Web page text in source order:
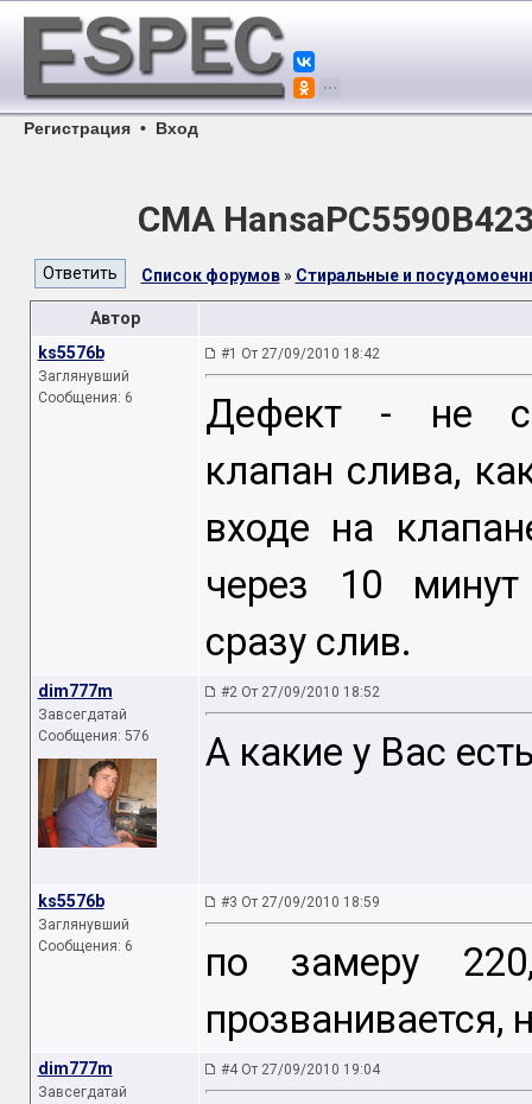
Регистрация • Вход
СМА
Список форумов» Стиральные и
Автор
ks5576b
Заглянувший
Сообщения: 6
#1 От 27/09/2010 18:42
Дефект - не
клапан слива,
входе на
через 10
сразу слив.
dim777m
Завсегдатай
Сообщения: 576
#2 От 27/09/2010 18:52
А какие у Вас
ks5576b
Заглянувший
Сообщения: 6
#3 От 27/09/2010 18:59
по замеру
прозванивается,
dim777m
Завсегдатай
#4 От 27/09/2010 19:04